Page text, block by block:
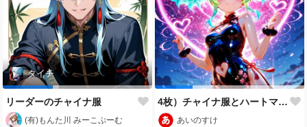
タイチ
リーダーのチャイナ服
(有)もんた川 みーこぷーむ
4枚）チャイナ服とハートマーク
あいのすけ